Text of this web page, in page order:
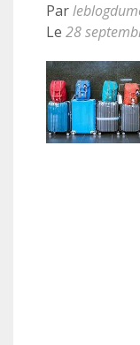
Par
Le 28